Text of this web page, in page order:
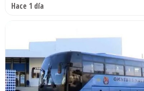
Hace 1 día